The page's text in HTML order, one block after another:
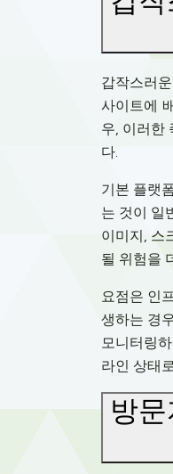
갑작스러
사이트에
우, 이러한
다.
기본 플랫
는 것이 일
이미지, 스
될 위험을
요점은 인
생하는 경
모니터링
라인 상태
방